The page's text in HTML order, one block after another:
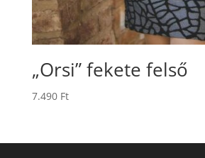
„Orsi” fekete felső
7.490 Ft